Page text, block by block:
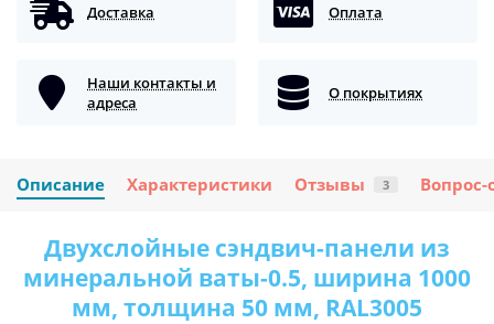
Доставка Оплата
Наши контакты и
адреса
О покрытиях
Описание Характеристики Отзывы 3 Вопрос-
Двухслойные сэндвич-панели из
минеральной ваты-0.5, ширина 1000
мм, толщина 50 мм, RAL3005